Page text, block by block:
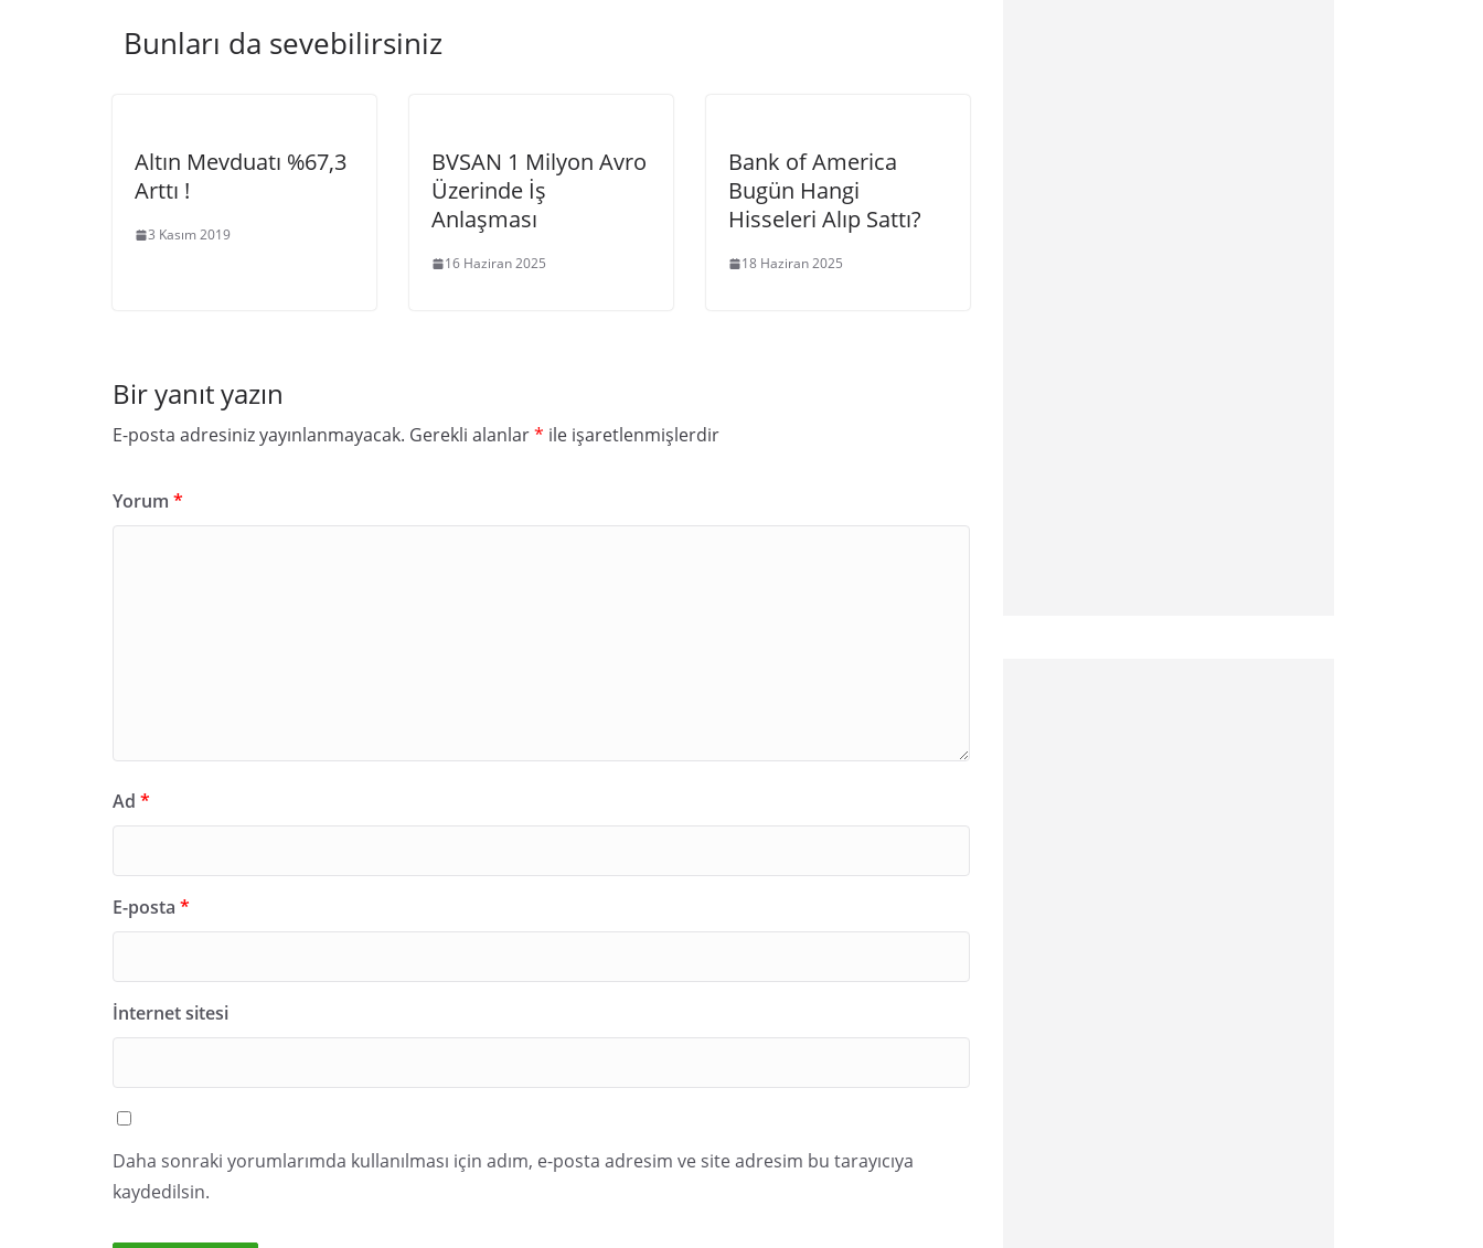
Bunları da sevebilirsiniz
Altın Mevduatı %67,3
Arttı !
3 Kasım 2019
BVSAN 1 Milyon Avro
Üzerinde İş
Anlaşması
16 Haziran 2025
Bank of America
Bugün Hangi
Hisseleri Alıp Sattı?
18 Haziran 2025
Bir yanıt yazın
E-posta adresiniz yayınlanmayacak. Gerekli alanlar* ile işaretlenmişlerdir
Yorum *
Ad *
E-posta *
İnternet sitesi
Daha sonraki yorumlarımda kullanılması için adım, e-posta adresim ve site adresim bu tarayıcıya
kaydedilsin.